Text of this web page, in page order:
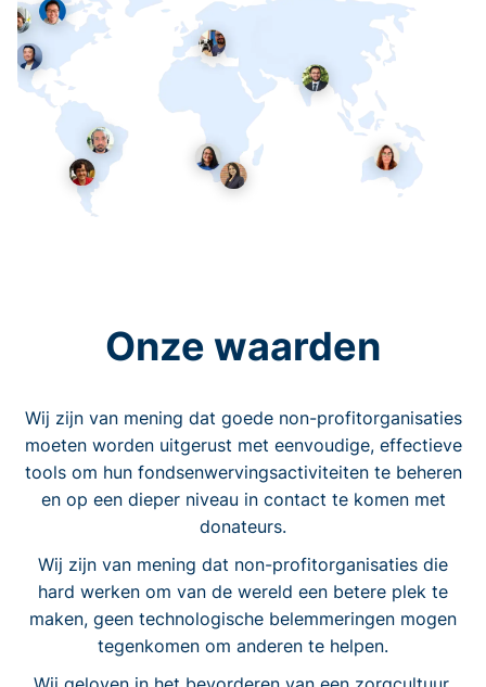
Onze waarden
Wij zijn van mening dat goede non-profitorganisaties
moeten worden uitgerust met eenvoudige, effectieve
tools om hun fondsenwervingsactiviteiten te beheren
en op een dieper niveau in contact te komen met
donateurs.
Wij zijn van mening dat non-profitorganisaties die
hard werken om van de wereld een betere plek te
maken, geen technologische belemmeringen mogen
tegenkomen om anderen te helpen.